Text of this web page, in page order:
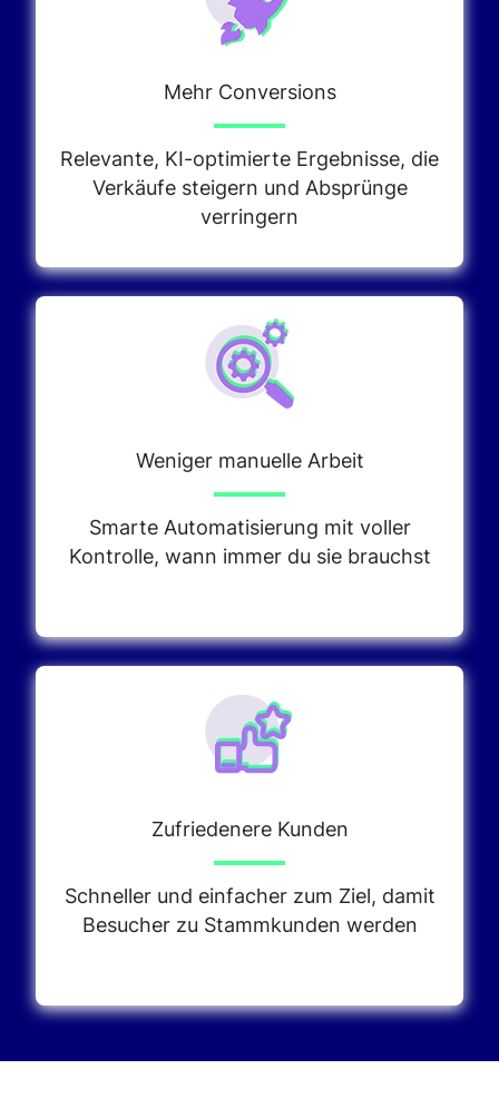
Mehr Conversions
Relevante, KI-optimierte Ergebnisse, die
Verkäufe steigern und Absprünge
verringern
Weniger manuelle Arbeit
Smarte Automatisierung mit voller
Kontrolle, wann immer du sie brauchst
Zufriedenere Kunden
Schneller und einfacher zum Ziel, damit
Besucher zu Stammkunden werden